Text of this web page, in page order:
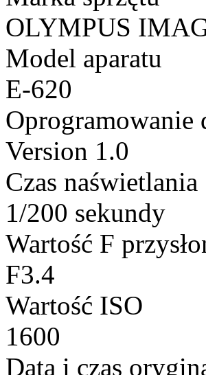
OLYMPUS
Model aparatu
E-620
Oprogramowanie
Version 1.0
Czas naświetlania
1/200 sekundy
Wartość F
F3.4
Wartość ISO
1600
Data i czas